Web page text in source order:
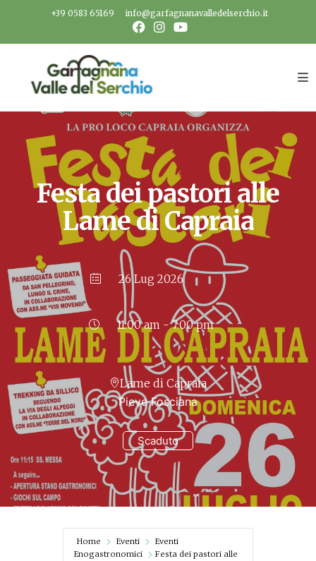
+39 0583 65169 info@garfagnanavalledelserchio.it
Festa dei pastori alle
Lame di Capraia
26 Lug 2026
Scaduto
11:00 am - 7:00 pm
Lame di Capraia
Pieve Fosciana
Home Eventi
Eventi
Enogastronomici
Festa dei pastori alle